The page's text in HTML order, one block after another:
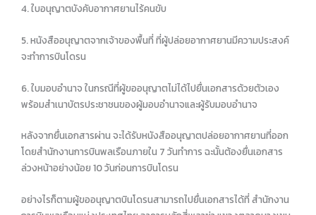
4. ใบอนุญาตบังคับอากาศยานไร้คนขับ
5. หนังสืออนุญาตจากเจ้าของพื้นที่ ที่ผู้ปล่อยอากาศยานมีความประสงค์
จะทำการบินโดรน
6. ใบมอบอำนาจ ในกรณีที่ผู้ขออนุญาตไม่ได้ไปยื่นเอกสารด้วยตัวเอง
พร้อมสำเนาบัตรประชาชนของผู้มอบอำนาจและผู้รับมอบอำนาจ
หลังจากยื่นเอกสารผ่าน จะได้รับหนังสืออนุญาตปล่อยอากาศยานที่ออก
โดยสำนักงานการบินพลเรือนภายใน 7 วันทำการ ฉะนั้นต้องยื่นเอกสาร
ล่วงหน้าอย่างน้อย 10 วันก่อนการบินโดรน
อย่างไรก็ตามผู้ขออนุญาตบินโดรนสามารถไปยื่นเอกสารได้ที่ สำนักงาน